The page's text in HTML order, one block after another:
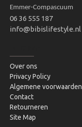
Emmer-Compascuum
06 36 555 187
info@bibislifestyle.nl
Over ons
Privacy Policy
Algemene voorwaarden
Contact
Retourneren
Site Map